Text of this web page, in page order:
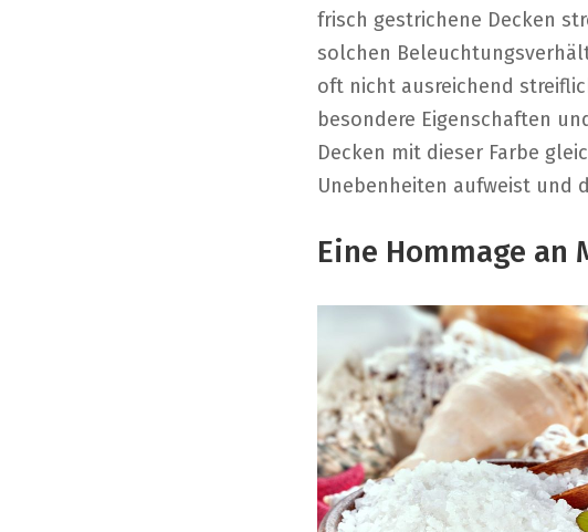
frisch gestrichene Decken
solchen
oft nicht ausreichend
besondere Eigenschaften
Decken mit dieser Farbe
Unebenheiten aufweist und
Eine Hommage an